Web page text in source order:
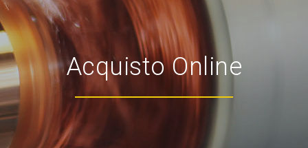
Acquisto Online